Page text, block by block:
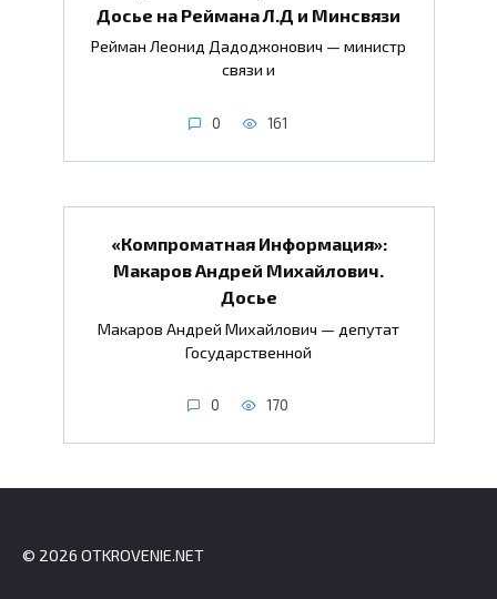
Досье на Реймана Л.Д и Минсвязи
Рейман Леонид Дадоджонович — министр
связи и
0 161
«Компроматная Информация»:
Макаров Андрей Михайлович.
Досье
Макаров Андрей Михайлович — депутат
Государственной
0 170
© 2026 OTKROVENIE.NET